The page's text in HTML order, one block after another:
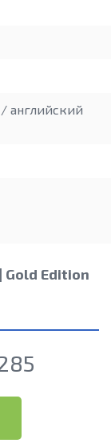
английский
Gold Edition